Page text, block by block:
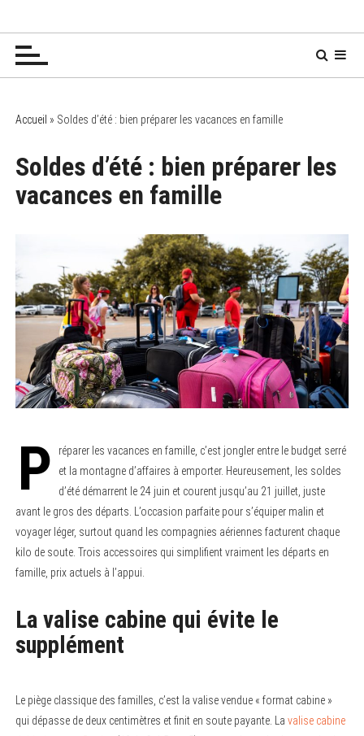
e
Chez Mamy Soren 🧙‍♀️
Accueil » Soldes d’été : bien préparer les vacances en famille
Soldes d’été : bien préparer les
vacances en famille
P
réparer les vacances en famille, c’est jongler entre le budget serré
et la montagne d’affaires à emporter. Heureusement, les soldes
d’été démarrent le 24 juin et courent jusqu’au 21 juillet, juste
avant le gros des départs. L’occasion parfaite pour s’équiper malin et
voyager léger, surtout quand les compagnies aériennes facturent chaque
kilo de soute. Trois accessoires qui simplifient vraiment les départs en
famille, prix actuels à l’appui.
La valise cabine qui évite le
supplément
Le piège classique des familles, c’est la valise vendue « format cabine »
qui dépasse de deux centimètres et finit en soute payante. Lavalise cabine